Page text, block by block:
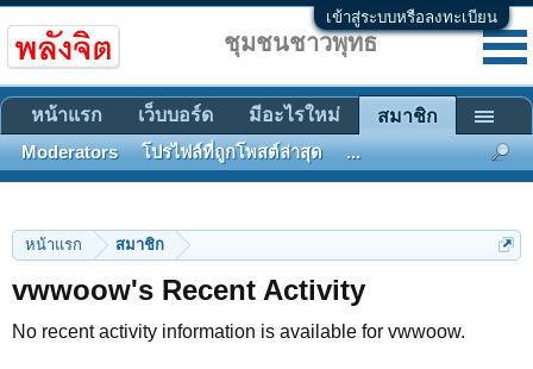
เข้าสู่ระบบหรือลงทะเบียน
หน้าแรก สมาชิก
vwwoow's Recent Activity
No recent activity information is available for vwwoow.
ชุมชนชาวพุทธ
หน้าแรก เว็บบอร์ด มีอะไรใหม่ สมาชิก
Moderators โปรไฟล์ที่ถูกโพสต์ล่าสุด ...